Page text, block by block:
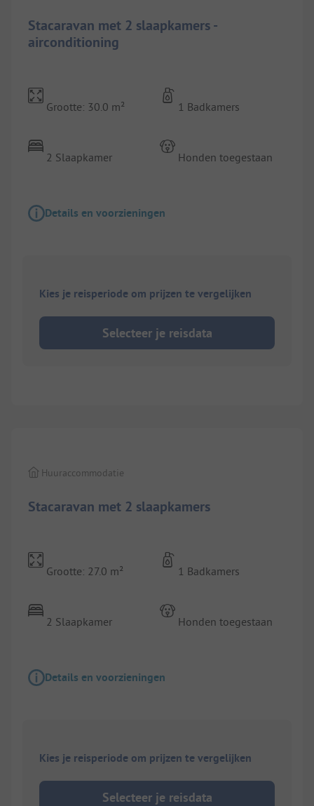
Stacaravan met 2 slaapkamers -
airconditioning
Grootte: 30.0 m²
2 Slaapkamer
1 Badkamers
Honden toegestaan
Details en voorzieningen
Kies je reisperiode om prijzen te vergelijken
Selecteer je reisdata
Stacaravan met 2 slaapkamers
Huuraccommodatie
Grootte: 27.0 m²
2 Slaapkamer
1 Badkamers
Honden toegestaan
Details en voorzieningen
Kies je reisperiode om prijzen te vergelijken
Selecteer je reisdata